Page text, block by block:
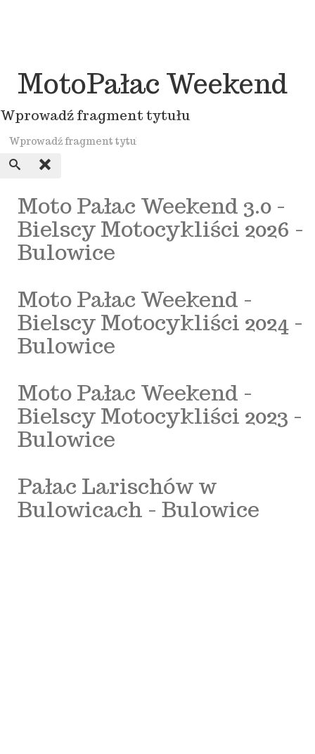
MotoPałac Weekend
Wprowadź fragment tytułu
Moto Pałac Weekend 3.0 -
Bielscy Motocykliści 2026 -
Bulowice
Moto Pałac Weekend -
Bielscy Motocykliści 2024 -
Bulowice
Moto Pałac Weekend -
Bielscy Motocykliści 2023 -
Bulowice
Pałac Larischów w
Bulowicach - Bulowice